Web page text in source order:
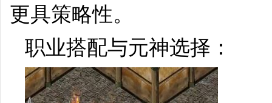
更具策略性。
职业搭配与元神选择：